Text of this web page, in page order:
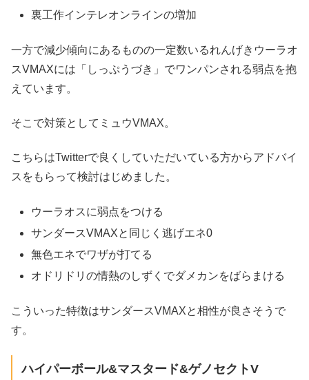
裏工作インテレオンラインの増加
一方で減少傾向にあるものの一定数いるれんげきウーラオ
スVMAXには「しっぷうづき」でワンパンされる弱点を抱
えています。
そこで対策としてミュウVMAX。
こちらはTwitterで良くしていただいている方からアドバイ
スをもらって検討はじめました。
ウーラオスに弱点をつける
サンダースVMAXと同じく逃げエネ0
無色エネでワザが打てる
オドリドリの情熱のしずくでダメカンをばらまける
こういった特徴はサンダースVMAXと相性が良さそうで
す。
ハイパーボール&マスタード&ゲノセクトV